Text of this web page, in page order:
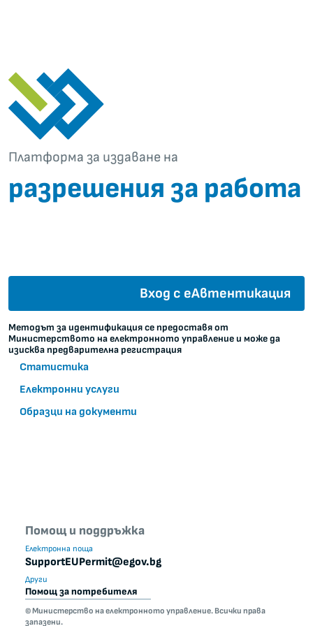
Платформа за издаване на
разрешения за работа
Вход с еАвтентикация
Методът за идентификация се предоставя от
Министерството на електронното управление и може да
изисква предварителна регистрация
Статистика
Електронни услуги
Образци на документи
Помощ и поддръжка
Електронна поща
SupportEUPermit@egov.bg
Други
Помощ за потребителя
© Министерство на електронното управление. Всички права
запазени.